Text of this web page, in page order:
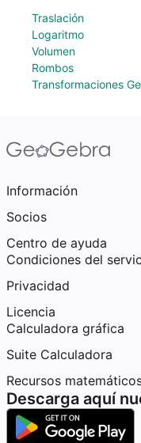
Traslación
Logaritmo
Volumen
Rombos
Transformaciones
Información
Socios
Centro de ayuda
Condiciones del
Privacidad
Licencia
Calculadora gráfica
Suite Calculadora
Recursos
Descarga aquí